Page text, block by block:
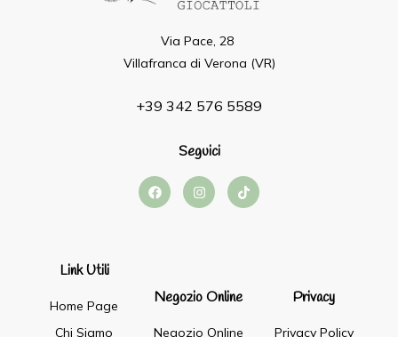
Via Pace, 28
Villafranca di Verona (VR)
+39 342 576 5589
Seguici
Link Utili
Home Page
Chi Siamo
Negozio Online
Negozio Online
Privacy
Privacy Policy